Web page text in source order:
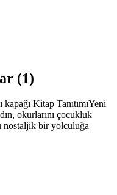
(1)
Kitap TanıtımıYeni
okurlarını çocukluk
nostaljik bir yolculuğa